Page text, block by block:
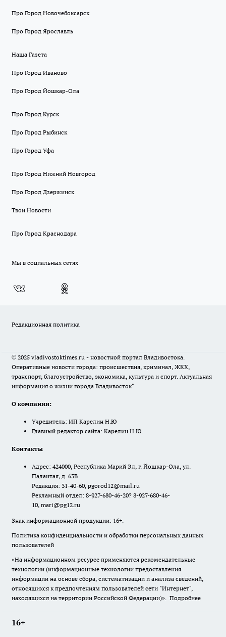
Про Город Новочебоксарск
Про Город Ярославль
Наша Газета
Про Город Иваново
Про Город Йошкар-Ола
Про Город Курск
Про Город Рыбинск
Про Город Уфа
Про Город Нижний Новгород
Про Город Дзержинск
Твои Новости
Про Город Краснодара
Мы в социальных сетях
Редакционная политика
© 2025 vladivostoktimes.ru - новостной портал Владивостока.
Оперативные новости города: происшествия, криминал, ЖКХ,
транспорт, благоустройство, экономика, культура и спорт. Актуальная
информация о жизни города Владивосток"
О компании:
Учредитель: ИП Карелин Н.Ю
Главный редактор сайта: Карелин Н.Ю.
Контакты
Адрес: 424000, Республика Марий Эл, г. Йошкар-Ола, ул.
Палантая, д. 63В
Редакция: 31-40-60, pgorod12@mail.ru
Рекламный отдел: 8-927-680-46-20? 8-927-680-46-
10, mari@pg12.ru
Знак информационной продукции: 16+.
Политика конфиденциальности и обработки персональных данных
пользователей
«На информационном ресурсе применяются рекомендательные
технологии (информационные технологии предоставления
информации на основе сбора, систематизации и анализа сведений,
относящихся к предпочтениям пользователей сети "Интернет",
находящихся на территории Российской Федерации)». Подробнее
16+